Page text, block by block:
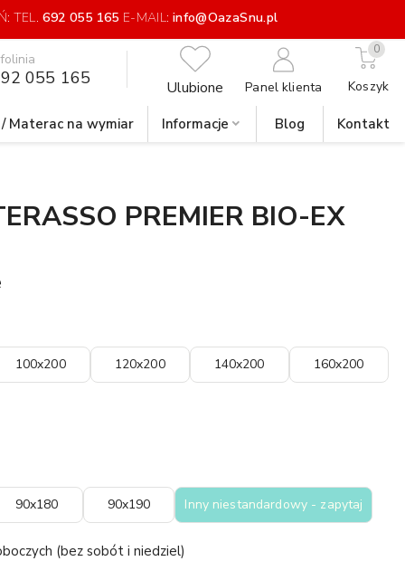
TEL. 692 055 165 E-MAIL: info@OazaSnu.pl
055 165 Panel klienta
0
Koszyk
Ulubione
/ Materac na wymiar Informacje Blog Kontakt
PREMIER BIO-EX
100x200 120x200 140x200 160x200
90x180 90x190 Inny niestandardowy - zapytaj
(bez sobót i niedziel)